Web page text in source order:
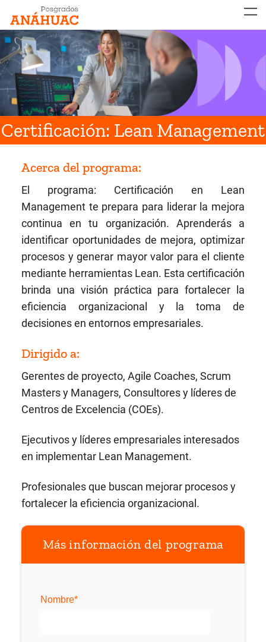
Certificación: Lean Management
Acerca del programa:
El programa: Certificación en Lean
Management te prepara para liderar la mejora
continua en tu organización. Aprenderás a
identificar oportunidades de mejora, optimizar
procesos y generar mayor valor para el cliente
mediante herramientas Lean. Esta certificación
brinda una visión práctica para fortalecer la
eficiencia organizacional y la toma de
decisiones en entornos empresariales.
Dirigido a:
Gerentes de proyecto, Agile Coaches, Scrum
Masters y Managers, Consultores y líderes de
Centros de Excelencia (COEs).
Ejecutivos y líderes empresariales interesados
en implementar Lean Management.
Profesionales que buscan mejorar procesos y
fortalecer la eficiencia organizacional.
Más información del programa
Nombre*